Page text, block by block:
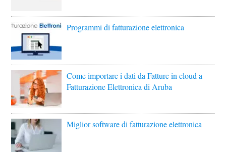
Programmi di fatturazione elettronica
Come importare i dati da Fatture in cloud a
Fatturazione Elettronica di Aruba
Miglior software di fatturazione elettronica